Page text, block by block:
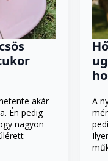
akár
Én pedig
nagyon
A